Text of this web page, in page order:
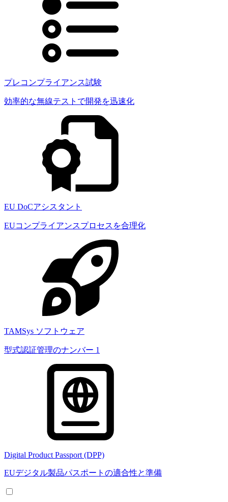
プレコンプライアンス試験
効率的な無線テストで開発を迅速化
EU DoCアシスタント
EUコンプライアンスプロセスを合理化
TAMSys ソフトウェア
型式認証管理のナンバー 1
Digital Product Passport (DPP)
EUデジタル製品パスポートの適合性と準備